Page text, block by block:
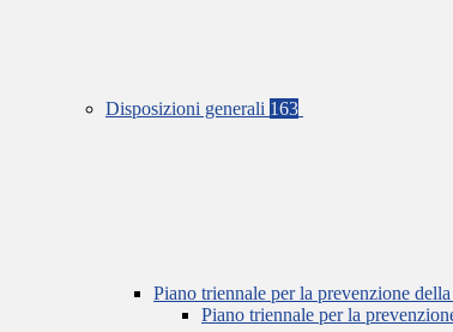
Disposizioni generali 163
Piano triennale per la prevenzione
Piano triennale per la